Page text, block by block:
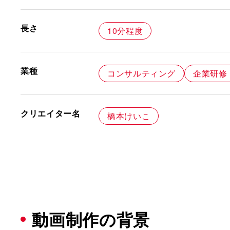
長さ 10分程度
業種 コンサルティング 企業研修
クリエイター名 橋本けいこ
動画制作の背景